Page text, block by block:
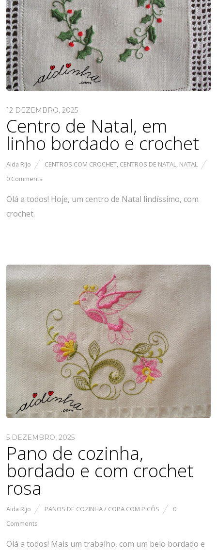
12 DEZEMBRO, 2025
Centro de Natal, em
linho bordado e crochet
Aida Rijo CENTROS COM CROCHET, CENTROS DE NATAL, NATAL
0 Comments
Olá a todos! Hoje, um centro de Natal lindíssimo, com
crochet.
5 DEZEMBRO, 2025
Pano de cozinha,
bordado e com crochet
rosa
Aida Rijo PANOS DE COZINHA / COPA COM PICÔS
0
Comments
Olá a todos! Mais um trabalho, com um belo bordado e